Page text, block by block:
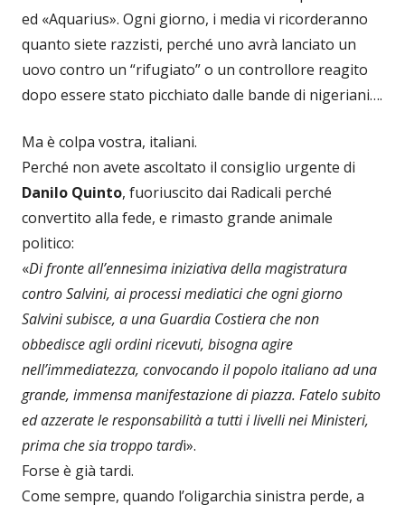
ed «Aquarius». Ogni giorno, i media vi ricorderanno
quanto siete razzisti, perché uno avrà lanciato un
uovo contro un “rifugiato” o un controllore reagito
dopo essere stato picchiato dalle bande di nigeriani….
Ma è colpa vostra, italiani.
Perché non avete ascoltato il consiglio urgente di
Danilo Quinto, fuoriuscito dai Radicali perché
convertito alla fede, e rimasto grande animale
politico:
«Di fronte all’ennesima iniziativa della magistratura
contro Salvini, ai processi mediatici che ogni giorno
Salvini subisce, a una Guardia Costiera che non
obbedisce agli ordini ricevuti, bisogna agire
nell’immediatezza, convocando il popolo italiano ad una
grande, immensa manifestazione di piazza. Fatelo subito
ed azzerate le responsabilità a tutti i livelli nei Ministeri,
prima che sia troppo tardi».
Forse è già tardi.
Come sempre, quando l’oligarchia sinistra perde, a